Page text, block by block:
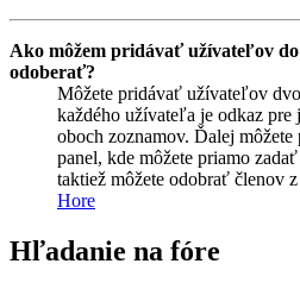
Ako môžem pridávať užívateľov do
odoberať?
Môžete pridávať užívateľov
každého užívateľa je odkaz pre
oboch zoznamov. Ďalej
panel, kde môžete priamo
taktiež môžete odobrať členov
Hore
Hľadanie na fóre